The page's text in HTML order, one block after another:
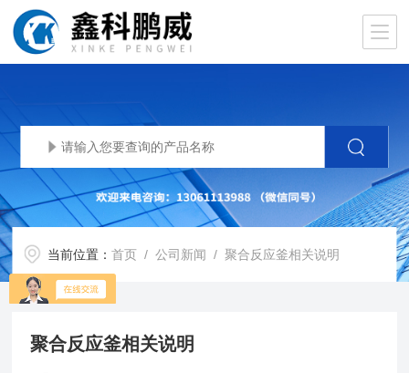
当前位置：首页 /公司新闻 / 聚合反应釜相关说明
聚合反应釜相关说明